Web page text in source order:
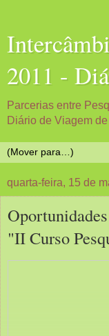
2011 -
Parcerias entre
Diário de Viagem
quarta-feira, 15 de
"II Curso